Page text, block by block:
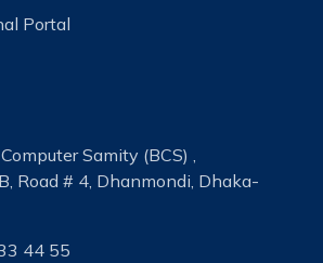
Portal
Samity (BCS) ,
Road # 4, Dhanmondi, Dhaka-
44 55